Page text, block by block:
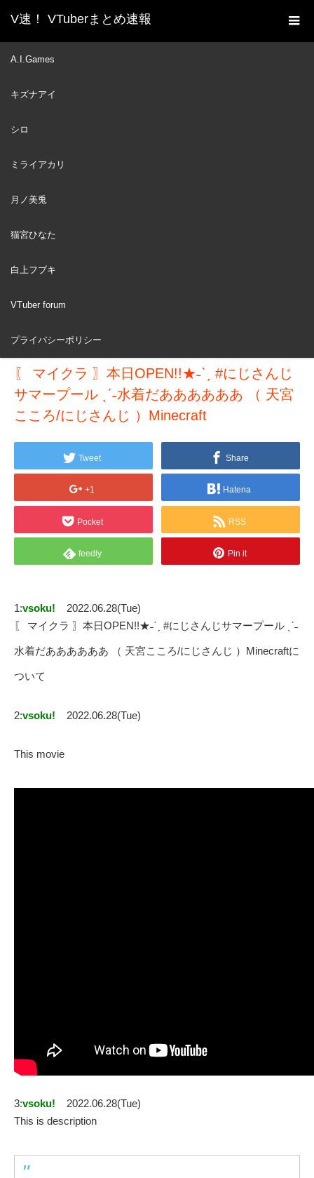
V速！ VTuberまとめ速報
A.I.Games
キズナアイ
シロ
ミライアカリ
月ノ美兎
猫宮ひなた
白上フブキ
VTuber forum
プライバシーポリシー
ホーム
新着動画一覧
ころ/にじさんじ ）Minecraft
JUN
〖 マイクラ 〗本日OPEN!!★˗ˋˏ #にじさんじ
サマープール ˎˊ˗水着だああああああ （ 天宮
こころ/にじさんじ ）Minecraft
Tweet Share
+1 Hatena
Pocket RSS
feedly Pin it
1:vsoku!
2022.06.28(Tue)
〖 マイクラ 〗本日OPEN!!★˗ˋˏ #にじさんじサマープール ˎˊ˗
水着だああああああ （ 天宮こころ/にじさんじ ）Minecraftに
ついて
2:vsoku! 2022.06.28(Tue)
This movie
3:vsoku!
2022.06.28(Tue)
This is description